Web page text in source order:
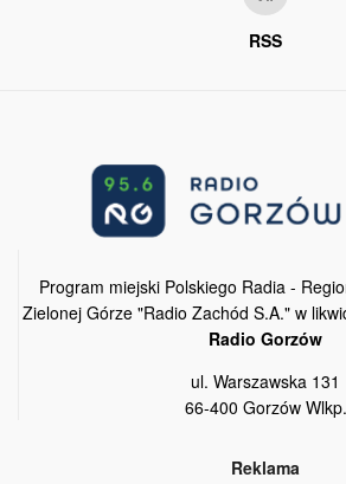
RSS
Program miejski Polskiego Radia -
Zielonej Górze "Radio Zachód S.A." w
Radio Gorzów
ul. Warszawska 131
66-400 Gorzów Wlkp.
Reklama